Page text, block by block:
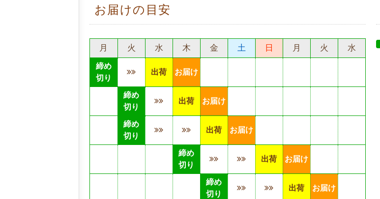
お届けの目安
月 火 水 木 金 土 日 月 火 水
締め
切り
出荷 お届け
締め
切り
出荷 お届け
締め
切り
出荷 お届け
締め
切り
出荷 お届け
締め
切り
出荷 お届け